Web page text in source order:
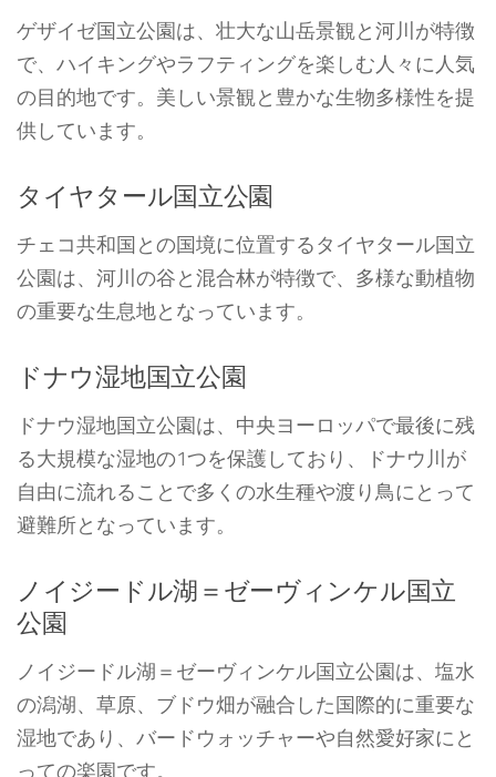
ゲザイゼ国立公園は、壮大な山岳景観と河川が特徴
で、ハイキングやラフティングを楽しむ人々に人気
の目的地です。美しい景観と豊かな生物多様性を提
供しています。
タイヤタール国立公園
チェコ共和国との国境に位置するタイヤタール国立
公園は、河川の谷と混合林が特徴で、多様な動植物
の重要な生息地となっています。
ドナウ湿地国立公園
ドナウ湿地国立公園は、中央ヨーロッパで最後に残
る大規模な湿地の1つを保護しており、ドナウ川が
自由に流れることで多くの水生種や渡り鳥にとって
避難所となっています。
ノイジードル湖＝ゼーヴィンケル国立
公園
ノイジードル湖＝ゼーヴィンケル国立公園は、塩水
の潟湖、草原、ブドウ畑が融合した国際的に重要な
湿地であり、バードウォッチャーや自然愛好家にと
っての楽園です。